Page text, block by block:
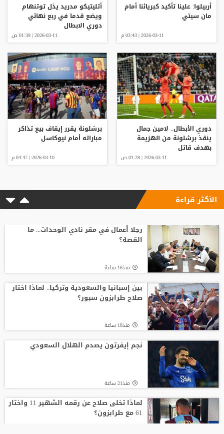
أربيلوا: علينا تأكيد كبريائنا أمام
مان سيتي
2026-03-11 | 03:43 م
أتليتيكو مدريد يذل توتنهام
ويضع قدما في ربع نهائي
دوري الابطال
2026-03-11 | 01:39 ص
دوري الأبطال.. لامين جمال
ينقذ برشلونة من الهزيمة
بهدف قاتل
2026-03-11 | 01:28 ص
برشلونة يقرر إيقاف بيع تذاكر
مباراته أمام نيوكاسل
2026-03-10 | 04:47 م
الأكثر قراءة
رجلا أعمال في مقر نادي الوحدات... ما
القصة؟
منذ16 ساعة
بين إسبانيا والسعودية وتركيا.. لماذا اختار
صلاح طرابزون سبور؟
منذ18 ساعة
نجم إيفرتون يصدم الهلال السعودي
منذ21 ساعة
لماذا تخلى صلاح عن رقمه الشهير 11 واختار
61 مع طرابزون؟